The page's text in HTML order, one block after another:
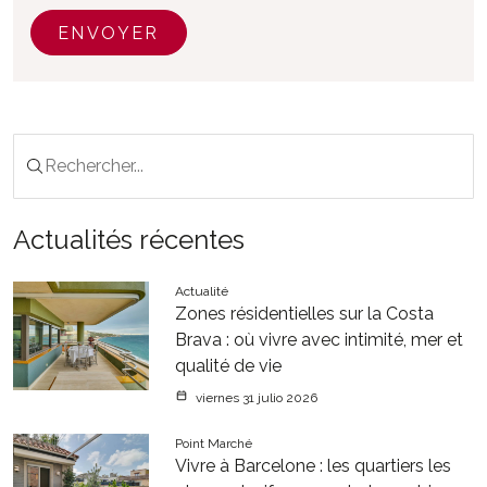
ENVOYER
Actualités récentes
Actualité
Zones résidentielles sur la Costa
Brava : où vivre avec intimité, mer et
qualité de vie
viernes 31 julio 2026
Point Marché
Vivre à Barcelone : les quartiers les